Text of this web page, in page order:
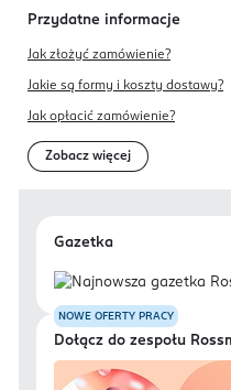
Przydatne informacje
Jak złożyć zamówienie?
Jakie są formy i koszty dostawy?
Jak opłacić zamówienie?
Zobacz więcej
Gazetka
NOWE OFERTY PRACY
Dołącz do zespołu